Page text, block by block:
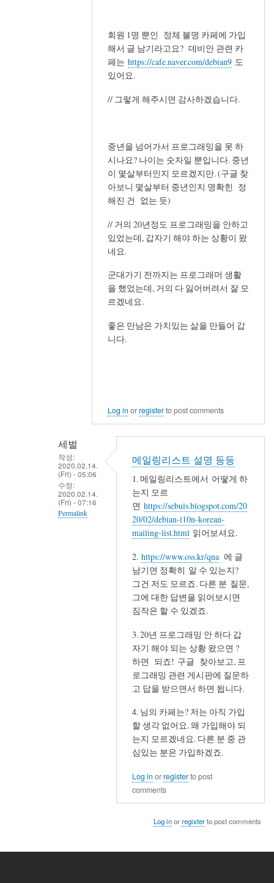
회원 1명 뿐인 정체 불명 카페에 가입
해서 글 남기라고요? 데비안 관련 카
페는 https://cafe.naver.com/debian9 도
있어요.
// 그렇게 해주시면 감사하겠습니다.
중년을 넘어가서 프로그래밍을 못 하
시나요? 나이는 숫자일 뿐입니다. 중년
이 몇살부터인지 모르겠지만. (구글 찾
아보니 몇살부터 중년인지 명확힌 정
해진 건 없는 듯)
// 거의 20년정도 프로그래밍을 안하고
있었는데, 갑자기 해야 하는 상황이 왔
네요.
군대가기 전까지는 프로그래머 생활
을 했었는데, 거의 다 잃어버려서 잘 모
르겠네요.
좋은 만남은 가치있는 삶을 만들어 갑
니다.
Log in orregisterto post comments
세벌
작성:
2020.02.14.
(Fri) - 05:06
수정:
2020.02.14.
(Fri) - 07:16
Permalink
메일링리스트 설명 등등
1. 메일링리스트에서 어떻게 하
는지 모르
면 https://sebuls.blogspot.com/20
20/02/debian-l10n-korean-
mailing-list.html 읽어보셔요.
2. https://www.oss.kr/qna 에 글
남기면 정확히 알 수 있는지?
그건 저도 모르죠. 다른 분 질문,
그에 대한 답변을 읽어보시면
짐작은 할 수 있겠죠.
3. 20년 프로그래밍 안 하다 갑
자기 해야 되는 상황 왔으면 ?
하면 되죠! 구글 찾아보고, 프
로그래밍 관련 게시판에 질문하
고 답을 받으면서 하면 됩니다.
4. 님의 카페는? 저는 아직 가입
할 생각 없어요. 왜 가입해야 되
는지 모르겠네요. 다른 분 중 관
심있는 분은 가입하겠죠.
Log in orregisterto post
comments
Log inorregisterto post comments